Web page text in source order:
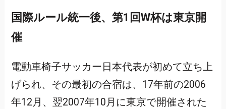
国際ルール統一後、第1回W杯は東京開
催
電動車椅子サッカー日本代表が初めて立ち上
げられ、その最初の合宿は、17年前の2006
年12月、翌2007年10月に東京で開催された